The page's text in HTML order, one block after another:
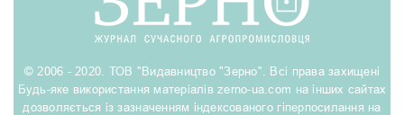
© 2006 - 2020. ТОВ "Видавництво "Зерно". Всі права захищені
Будь-яке використання матеріалів zerno-ua.com на інших сайтах
дозволяється із зазначенням індексованого гіперпосилання на